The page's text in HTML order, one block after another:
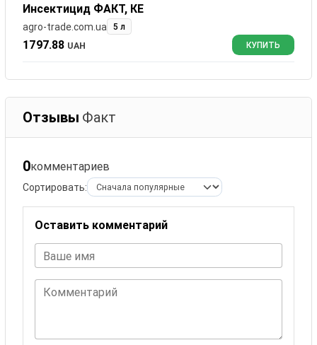
Инсектицид ФАКТ, КЕ
agro-trade.com.ua 5 л
1797.88 UAH КУПИТЬ
Отзывы Факт
0комментариев
Сортировать:
Оставить комментарий
Ваше имя
Комментарий